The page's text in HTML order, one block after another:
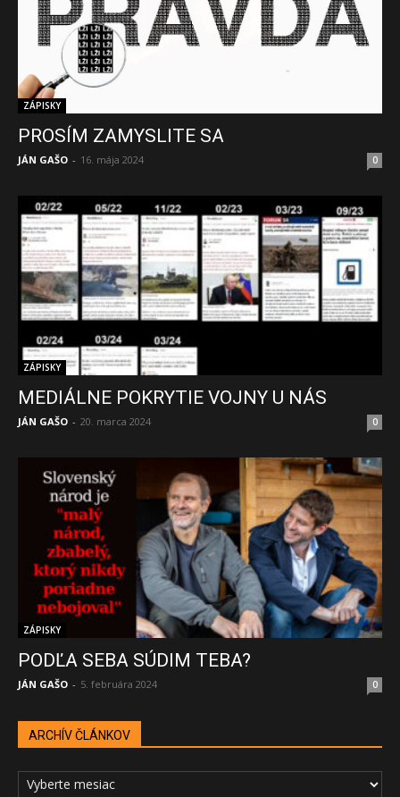
ZÁPISKY
PROSÍM ZAMYSLITE SA
JÁN GAŠO - 16. mája 2024 0
ZÁPISKY
MEDIÁLNE POKRYTIE VOJNY U NÁS
JÁN GAŠO - 20. marca 2024 0
ZÁPISKY
PODĽA SEBA SÚDIM TEBA?
JÁN GAŠO - 5. februára 2024 0
ARCHÍV ČLÁNKOV
ARCHÍV
ČLÁNKOV